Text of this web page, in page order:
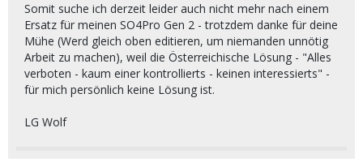
Somit suche ich derzeit leider auch nicht mehr nach einem
Ersatz für meinen SO4Pro Gen 2 - trotzdem danke für deine
Mühe (Werd gleich oben editieren, um niemanden unnötig
Arbeit zu machen), weil die Österreichische Lösung - "Alles
verboten - kaum einer kontrollierts - keinen interessierts" -
für mich persönlich keine Lösung ist.
LG Wolf